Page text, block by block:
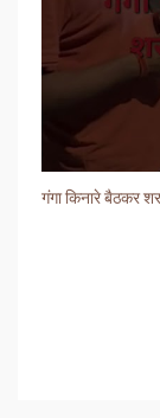
गंगा किनारे बैठकर